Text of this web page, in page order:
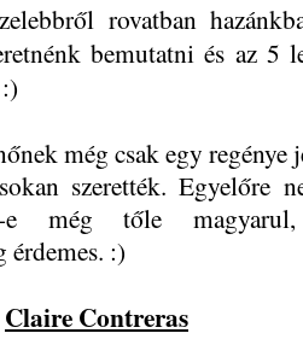
rovatban
bemutatni és az 5
még csak egy regénye
szerették. Egyelőre
e még tőle
:)
Claire Contreras